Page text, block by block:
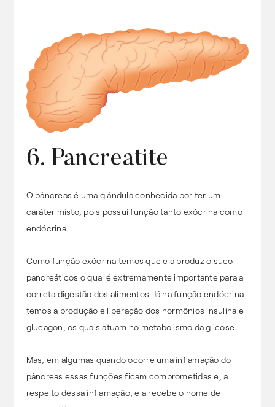
6. Pancreatite
O pâncreas é uma glândula conhecida por ter um
caráter misto, pois possuí função tanto exócrina como
endócrina.
Como função exócrina temos que ela produz o suco
pancreáticos o qual é extremamente importante para a
correta digestão dos alimentos. Já na função endócrina
temos a produção e liberação dos hormônios insulina e
glucagon, os quais atuam no metabolismo da glicose.
Mas, em algumas quando ocorre uma inflamação do
pâncreas essas funções ficam comprometidas e, a
respeito dessa inflamação, ela recebe o nome de